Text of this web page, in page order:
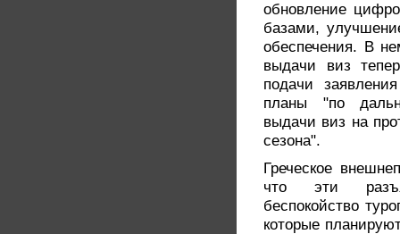
обновление
базами,
обеспечения. В
выдачи виз
подачи
планы "по
выдачи виз на
сезона".
Греческое
что эти
беспокойство
которые